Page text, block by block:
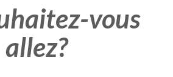
vous
allez?